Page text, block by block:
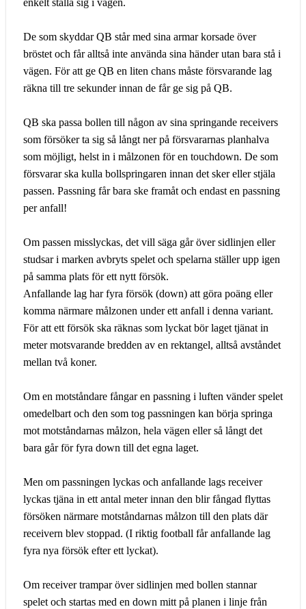
enkelt ställa sig i vägen.
De som skyddar QB står med sina armar korsade över
bröstet och får alltså inte använda sina händer utan bara stå i
vägen. För att ge QB en liten chans måste försvarande lag
räkna till tre sekunder innan de får ge sig på QB.
QB ska passa bollen till någon av sina springande receivers
som försöker ta sig så långt ner på försvararnas planhalva
som möjligt, helst in i målzonen för en touchdown. De som
försvarar ska kulla bollspringaren innan det sker eller stjäla
passen. Passning får bara ske framåt och endast en passning
per anfall!
Om passen misslyckas, det vill säga går över sidlinjen eller
studsar i marken avbryts spelet och spelarna ställer upp igen
på samma plats för ett nytt försök.
Anfallande lag har fyra försök (down) att göra poäng eller
komma närmare målzonen under ett anfall i denna variant.
För att ett försök ska räknas som lyckat bör laget tjänat in
meter motsvarande bredden av en rektangel, alltså avståndet
mellan två koner.
Om en motståndare fångar en passning i luften vänder spelet
omedelbart och den som tog passningen kan börja springa
mot motståndarnas målzon, hela vägen eller så långt det
bara går för fyra down till det egna laget.
Men om passningen lyckas och anfallande lags receiver
lyckas tjäna in ett antal meter innan den blir fångad flyttas
försöken närmare motståndarnas målzon till den plats där
receivern blev stoppad. (I riktig football får anfallande lag
fyra nya försök efter ett lyckat).
Om receiver trampar över sidlinjen med bollen stannar
spelet och startas med en down mitt på planen i linje från